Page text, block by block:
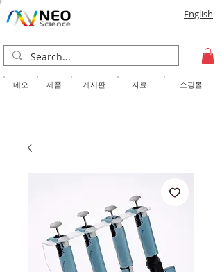
English
​네오 제품 게시판 자료 쇼핑몰